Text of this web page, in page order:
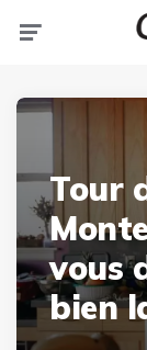
Tour
vous
bien